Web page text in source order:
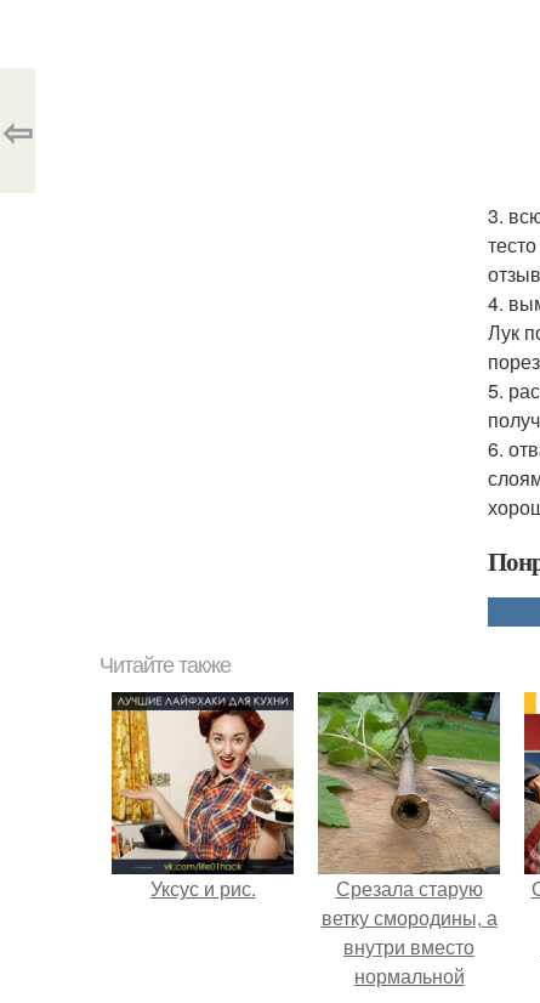
3.
4.
Лук
5.
6.
⇦
Читайте также
Уксус и рис.
Срезала старую
ветку смородины, а
внутри вместо
нормальной